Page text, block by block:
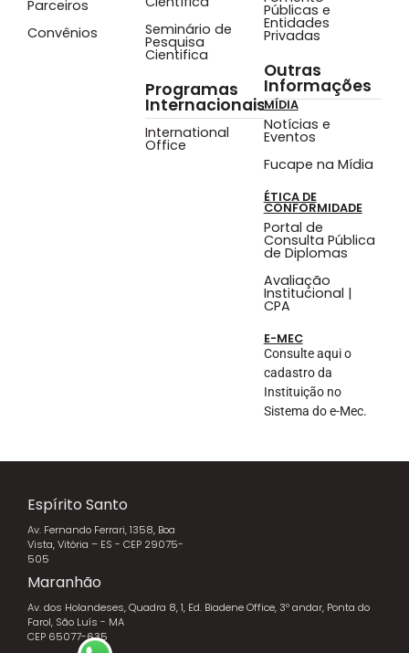
Parceiros
Convênios
Seminário de
Pesquisa
Cientifica
Programas
Internacionais
International
Office
Públicas e
Entidades
Privadas
Outras
Informações
MÍDIA
Notícias e
Eventos
Fucape na Mídia
ÉTICA DE
CONFORMIDADE
Portal de
Consulta Pública
de Diplomas
Avaliação
Institucional |
CPA
E-MEC
Consulte aqui o
cadastro da
Instituição no
Sistema do e-Mec.
Espírito Santo
Av. Fernando Ferrari, 1358, Boa
Vista, Vitória – ES - CEP 29075-
505
Maranhão
Av. dos Holandeses, Quadra 8, 1, Ed. Biadene Office, 3º andar, Ponta do
Farol, São Luís - MA
CEP 65077-635